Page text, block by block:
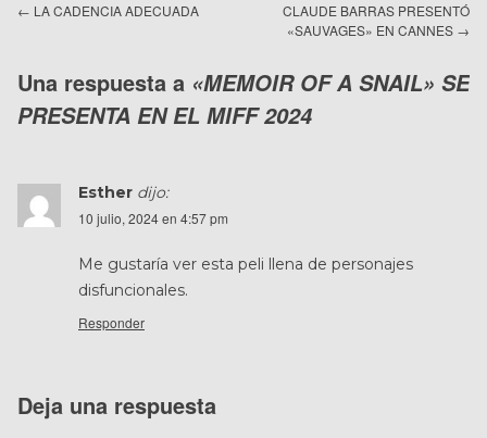
← LA CADENCIA ADECUADA
CLAUDE BARRAS PRESENTÓ
«SAUVAGES» EN CANNES →
Una respuesta a «MEMOIR OF A SNAIL» SE
PRESENTA EN EL MIFF 2024
Esther dijo:
10 julio, 2024 en 4:57 pm
Me gustaría ver esta peli llena de personajes
disfuncionales.
Responder
Deja una respuesta